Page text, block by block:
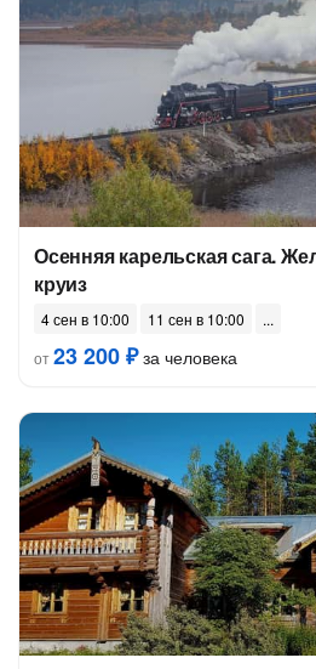
Осенняя карельская сага.
круиз
4 сен в 10:00
11 сен в 10:00
от23 200 ₽за человека